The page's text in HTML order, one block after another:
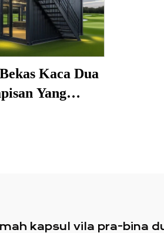
Kaca Dua
Yang
kapsul vila pra-bina